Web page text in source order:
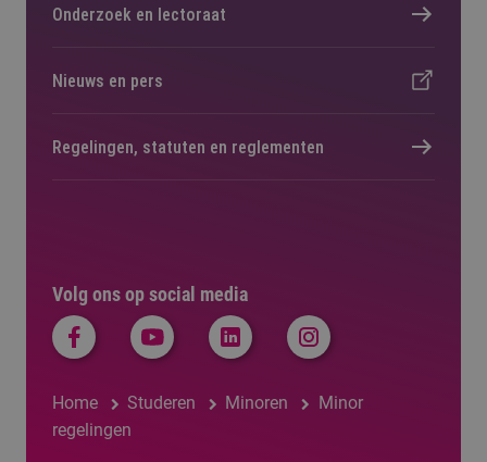
Volg ons op social media
Home Studeren Minoren
Minor
regelingen
Onderzoek en lectoraat
Nieuws en pers
Regelingen, statuten en reglementen